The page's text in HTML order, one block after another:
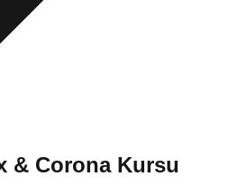
& Corona Kursu